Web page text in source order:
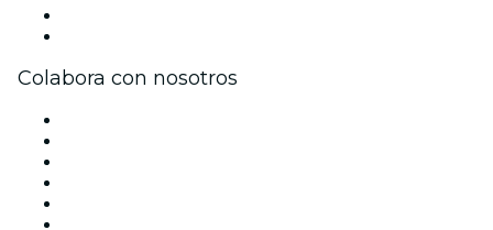
Colabora con nosotros